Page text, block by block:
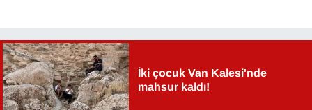
İki çocuk Van Kalesi'nde
mahsur kaldı!